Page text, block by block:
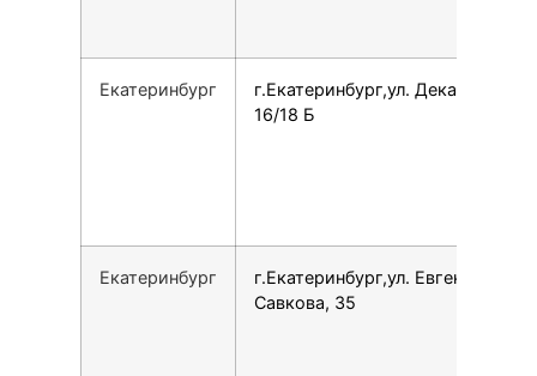
Екатеринбург
г.Екатеринбург,ул. Декабристов,
16/18 Б
Екатеринбург
г.Екатеринбург,ул. Евгения
Савкова, 35